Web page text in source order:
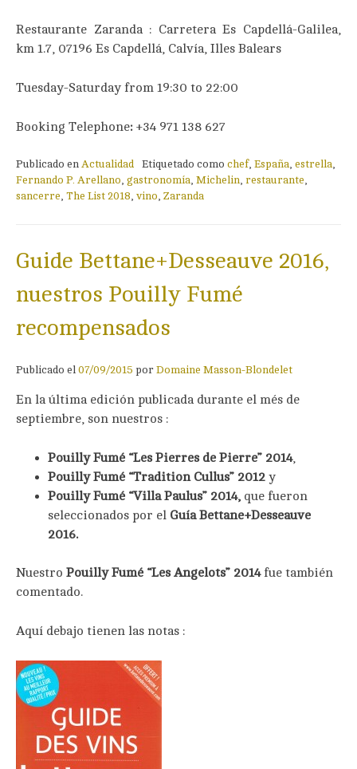
Restaurante Zaranda : Carretera Es Capdellá-Galilea,
km 1.7, 07196 Es Capdellá, Calvía, Illes Balears
Tuesday-Saturday from 19:30 to 22:00
Booking Telephone:+34 971 138 627
Publicado en Actualidad Etiquetado como chef, España estrella
Fernando P. Arellano gastronomía Michelin restaurante
sancerre The List 2018 vino Zaranda
Guide Bettane+Desseauve 2016,
nuestros Pouilly Fumé
recompensados
Publicado el 07/09/2015 por Domaine Masson-Blondelet
En la última edición publicada durante el més de
septiembre, son nuestros :
Pouilly Fumé “Les Pierres de Pierre” 2014,
Pouilly Fumé “Tradition Cullus” 2012 y
Pouilly Fumé “Villa Paulus” 2014, que fueron
seleccionados por el Guía Bettane+Desseauve
2016.
Nuestro Pouilly Fumé “Les Angelots” 2014fue también
comentado.
Aquí debajo tienen las notas :